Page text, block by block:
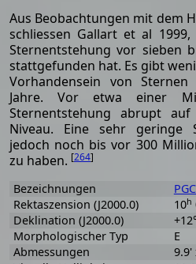
Aus Beobachtungen mit dem
schliessen Gallart et al
Sternentstehung vor sieben
stattgefunden hat. Es gibt
Vorhandensein von
Jahre. Vor etwa einer
Sternentstehung abrupt auf
Niveau. Eine sehr geringe
jedoch noch bis vor 300
zu haben. [264]
Bezeichnungen
Rektaszension (J2000.0)
10h
Deklination (J2000.0)
Morphologischer Typ
E
Abmessungen
9.9'